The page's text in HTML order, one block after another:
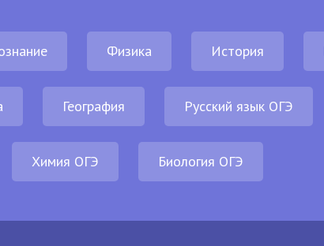
Физика История
География Русский язык ОГЭ
Химия ОГЭ Биология ОГЭ